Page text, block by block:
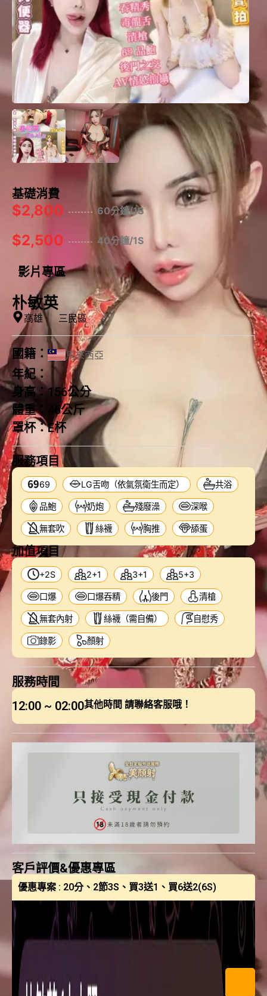
基礎消費
$2,800 60分鐘/1S
$2,500 40分鐘/1S
影片專區
朴敏英
高雄 ｜ 三民區
國籍： 馬來西亞
年紀：
身高：156公分
體重：
46公斤
罩杯：E杯
服務項目
69 LG舌吻（依氣氛衛生而定） 共浴
品鮑 奶炮 殘廢澡 深喉
無套吹 絲襪 胸推 舔蛋
加值項目
+2S 2+1 3+1 5+3
口爆 口爆吞精 後門 清槍
無套內射 絲襪（需自備） 自慰秀
錄影 顏射
服務時間
12:00 ~ 02:00其他時間 請聯絡客服哦！
客戶評價&優惠專區
優惠專案 : 20分、2節3S、買3送1、買6送2(6S)